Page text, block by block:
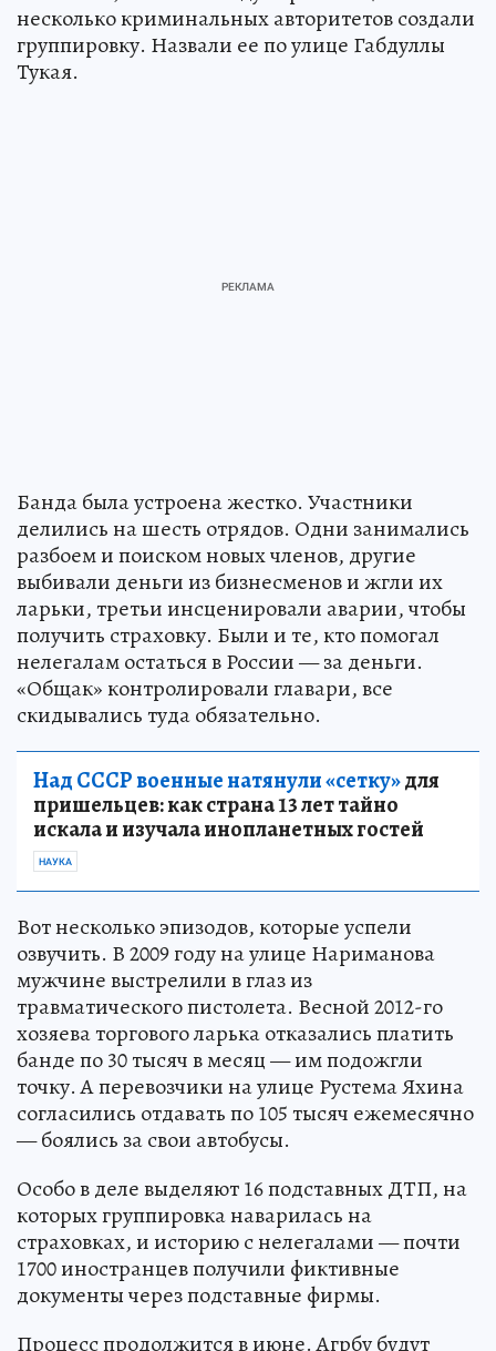
несколько криминальных авторитетов создали
группировку. Назвали ее по улице Габдуллы
Тукая.
Банда была устроена жестко. Участники
делились на шесть отрядов. Одни занимались
разбоем и поиском новых членов, другие
выбивали деньги из бизнесменов и жгли их
ларьки, третьи инсценировали аварии, чтобы
получить страховку. Были и те, кто помогал
нелегалам остаться в России — за деньги.
«Общак» контролировали главари, все
скидывались туда обязательно.
Над СССР военные натянули «сетку»для
пришельцев: как страна 13 лет тайно
искала и изучала инопланетных гостей
НАУКА
Вот несколько эпизодов, которые успели
озвучить. В 2009 году на улице Нариманова
мужчине выстрелили в глаз из
травматического пистолета. Весной 2012-го
хозяева торгового ларька отказались платить
банде по 30 тысяч в месяц — им подожгли
точку. А перевозчики на улице Рустема Яхина
согласились отдавать по 105 тысяч ежемесячно
— боялись за свои автобусы.
Особо в деле выделяют 16 подставных ДТП, на
которых группировка наварилась на
страховках, и историю с нелегалами — почти
1700 иностранцев получили фиктивные
документы через подставные фирмы.
Процесс продолжится в июне. Агрбу будут